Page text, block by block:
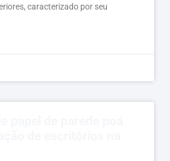
caracterizado por seu